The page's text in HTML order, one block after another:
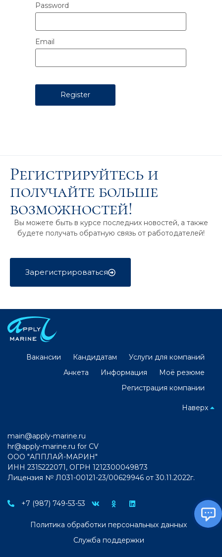
Password
Email
Регистрируйтесь и
получайте больше
возможностей!
Вы можете быть в курсе последних новостей, а также
будете получать обратную связь от работодателей!
Зарегистрироваться
Вакансии Кандидатам
Услуги для компаний
Анкета
Информация
Моё резюме
Регистрация компании
Наверх
main@apply-marine.ru
hr@apply-marine.ru for CV
ООО "АППЛАЙ-МАРИН"
ИНН 2315222071, ОГРН 1212300049873
Лицензия № Л031-00121-23/00629946 от 30.11.2022г.
+7 (987) 749-53-53
Политика обработки персональных данных
Служба поддержки